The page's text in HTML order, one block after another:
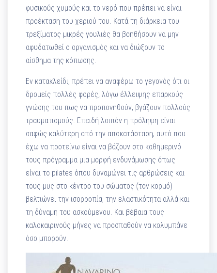
φυσικούς χυμούς και το νερό που πρέπει να είναι
προέκταση του χεριού του. Κατά τη διάρκεια του
τρεξίματος μικρές γουλιές θα βοηθήσουν να μην
αφυδατωθεί ο οργανισμός και να διώξουν το
αίσθημα της κόπωσης.
Εν κατακλείδι, πρέπει να αναφέρω το γεγονός ότι οι
δρομείς πολλές φορές, λόγω έλλειψης επαρκούς
γνώσης του πως να προπονηθούν, βγάζουν πολλούς
τραυματισμούς. Επειδή λοιπόν η πρόληψη είναι
σαφώς καλύτερη από την αποκατάσταση, αυτό που
έχω να προτείνω είναι να βάζουν στο καθημερινό
τους πρόγραμμα μια μορφή ενδυνάμωσης όπως
είναι το pilates όπου δυναμώνει τις αρθρώσεις και
τους μυς στο κέντρο του σώματος (τον κορμό)
βελτιώνει την ισορροπία, την ελαστικότητα αλλά και
τη δύναμη του ασκούμενου. Και βέβαια τους
καλοκαιρινούς μήνες να προσπαθούν να κολυμπάνε
όσο μπορούν.